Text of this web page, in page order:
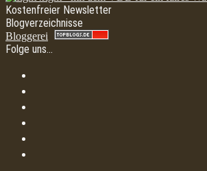
Kostenfreier Newsletter
Blogverzeichnisse
Bloggerei
Folge uns…